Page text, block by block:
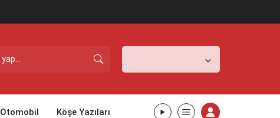
Otomobil Köşe Yazıları